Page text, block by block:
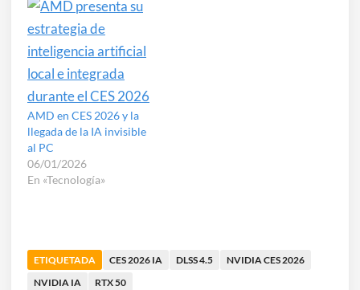
AMD en CES 2026 y la
llegada de la IA invisible
al PC
06/01/2026
En «Tecnología»
ETIQUETADA CES 2026 IA DLSS 4.5
NVIDIA CES 2026
NVIDIA IA
RTX 50